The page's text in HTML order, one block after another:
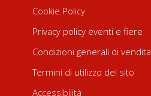
Cookie Policy
Privacy policy eventi e fiere
Condizioni generali di vendita
Termini di utilizzo del sito
Accessibilità